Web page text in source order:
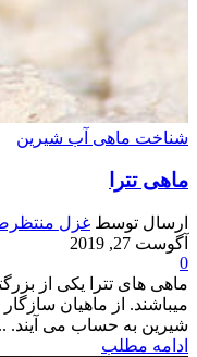
شناخت ماهی آب شیرین
ماهی تترا
ارسال توسط غزل
آگوست 27, 2019
0
ماهی های تترا یکی از
میباشند. از ماهیان
شیرین به حساب می آیند.
ادامه مطلب